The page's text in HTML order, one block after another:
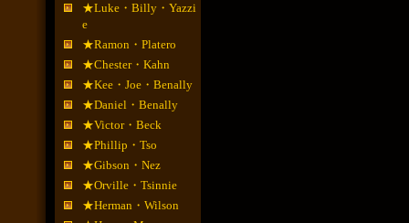
★Luke・Billy・Yazzi
e
★Ramon・Platero
★Chester・Kahn
★Kee・Joe・Benally
★Daniel・Benally
★Victor・Beck
★Phillip・Tso
★Gibson・Nez
★Orville・Tsinnie
★Herman・Wilson